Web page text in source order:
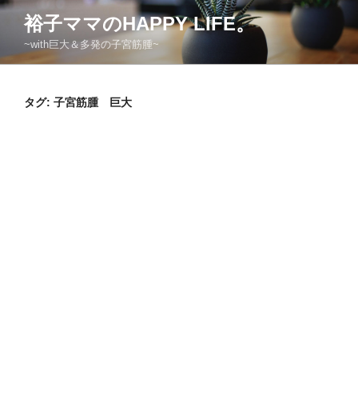
コ
ン
裕子ママのHAPPY LIFE。
~with巨大＆多発の子宮筋腫~
タグ: 子宮筋腫 巨大